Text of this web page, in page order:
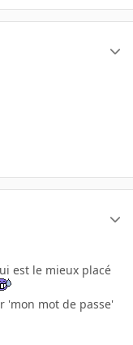
est le mieux placé
'mon mot de passe'